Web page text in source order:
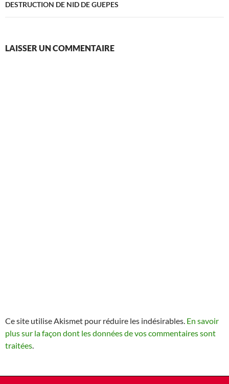
DESTRUCTION DE NID DE GUEPES
LAISSER UN COMMENTAIRE
Ce site utilise Akismet pour réduire les indésirables. En savoir
plus sur la façon dont les données de vos commentaires sont
traitées